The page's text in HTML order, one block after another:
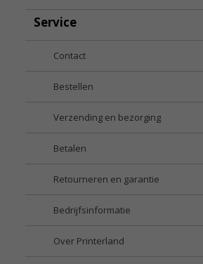
Service
Contact
Bestellen
Verzending en bezorging
Betalen
Retourneren en garantie
Bedrijfsinformatie
Over Printerland